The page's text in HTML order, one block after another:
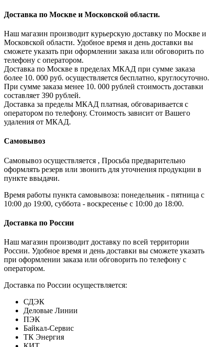
Доставка по Москве и Московской области.
Наш магазин производит курьерскую доставку по Москве и
Московской области. Удобное время и день доставки вы
сможете указать при оформлении заказа или обговорить по
телефону с оператором.
Доставка по Москве в пределах МКАД при сумме заказа
более 10. 000 руб. осуществляется бесплатно, круглосуточно.
При сумме заказа менее 10. 000 рублей стоимость доставки
составляет 390 рублей.
Доставка за пределы МКАД платная, обговаривается с
оператором по телефону. Стоимость зависит от Вашего
удаления от МКАД.
Самовывоз
Самовывоз осуществляется , Просьба предварительно
оформлять резерв или звонить для уточнения продукции в
пункте ввыдачи.
Время работы пункта самовывоза: понедельник - пятница с
10:00 до 19:00, суббота - воскресенье с 10:00 до 18:00.
Доставка по России
Наш магазин производит доставку по всей территории
России. Удобное время и день доставки вы сможете указать
при оформлении заказа или обговорить по телефону с
оператором.
Доставка по России осуществляется:
СДЭК
Деловые Линии
ПЭК
Байкал-Сервис
ТК Энергия